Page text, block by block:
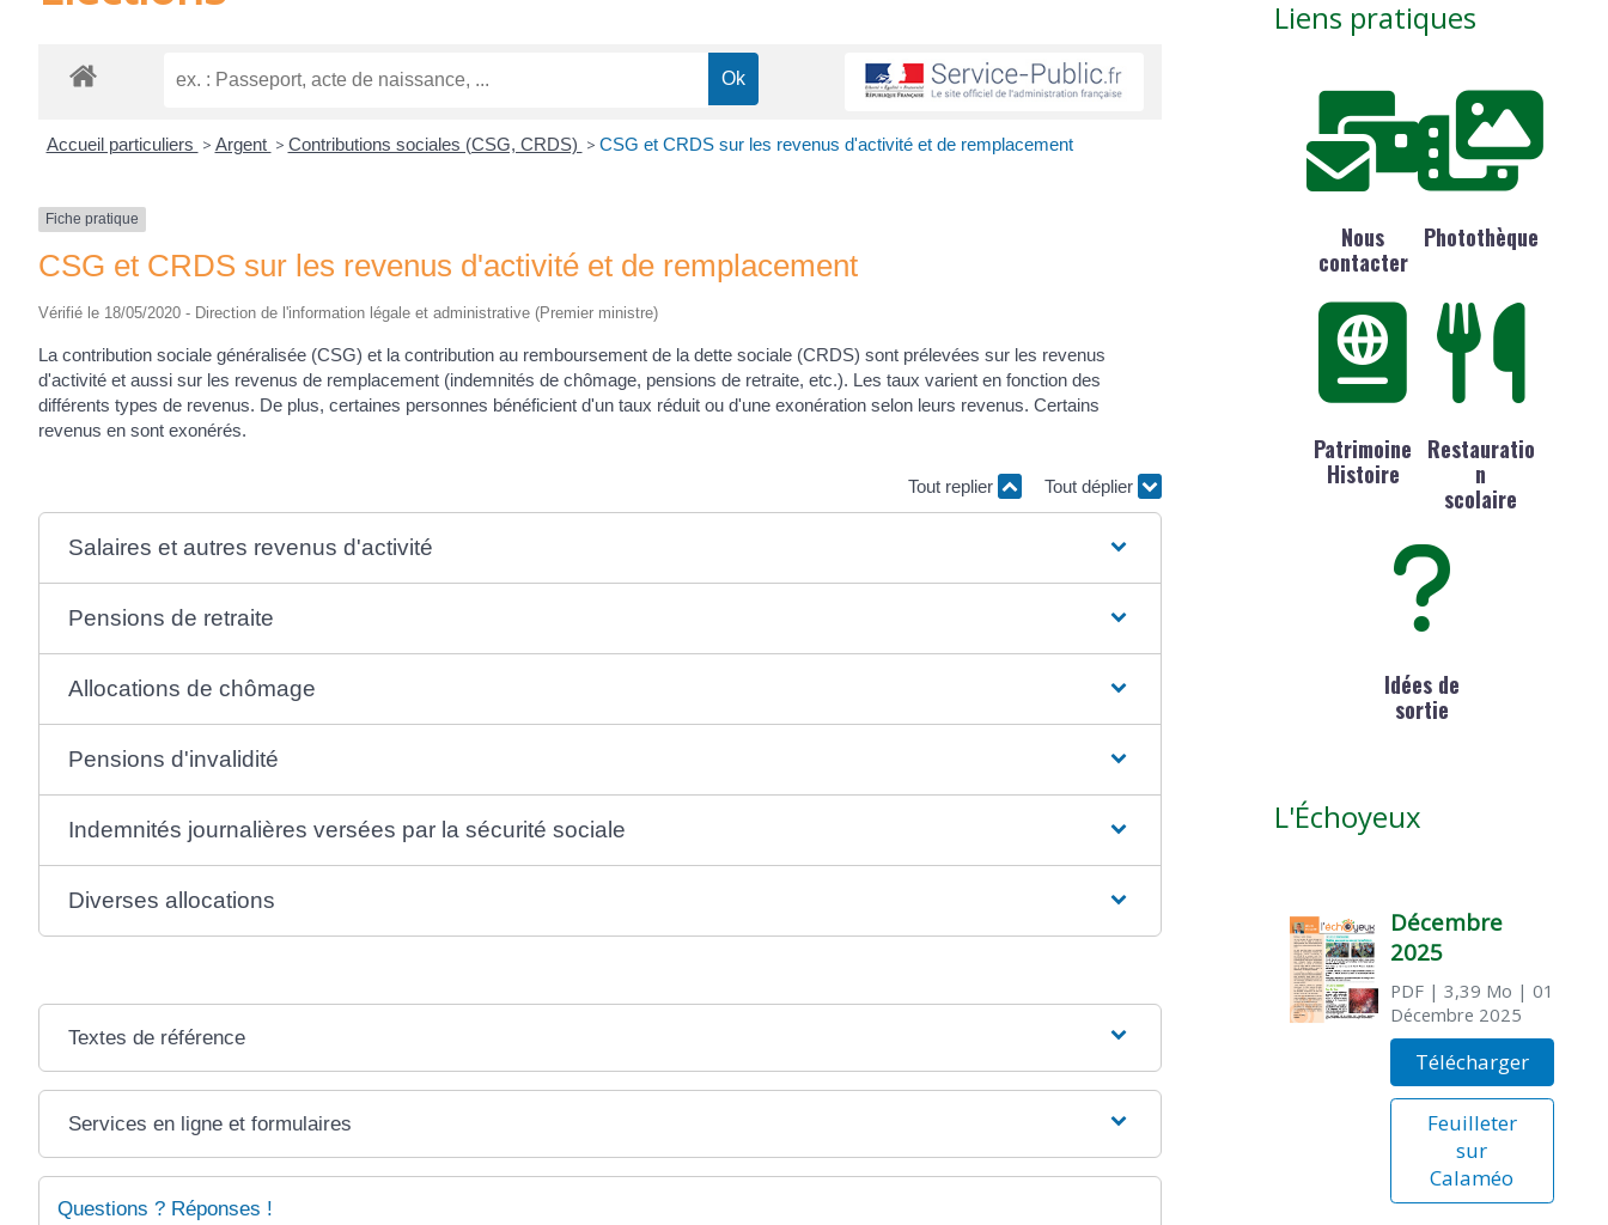
Accueil particuliers > Argent > Contributions sociales (CSG, CRDS) > CSG et CRDS sur les revenus d'activité et de remplacement
Fiche pratique
CSG et CRDS sur les revenus d'activité et de remplacement
Vérifié le 18/05/2020 - Direction de l'information légale et administrative (Premier ministre)
La contribution sociale généralisée (CSG) et la contribution au remboursement de la dette sociale (CRDS) sont prélevées sur les revenus
d'activité et aussi sur les revenus de remplacement (indemnités de chômage, pensions de retraite, etc.). Les taux varient en fonction des
différents types de revenus. De plus, certaines personnes bénéficient d'un taux réduit ou d'une exonération selon leurs revenus. Certains
revenus en sont exonérés.
Tout replier Tout déplier
Salaires et autres revenus d'activité
Pensions de retraite
Allocations de chômage
Pensions d'invalidité
Indemnités journalières versées par la sécurité sociale
Diverses allocations
Textes de référence
Services en ligne et formulaires
Questions ? Réponses !
Liens pratiques
Nous
contacter
Photothèque
Patrimoine
Histoire
Restauratio
n
scolaire
Idées de
sortie
L'Échoyeux
Décembre
2025
PDF| 3,39 Mo | 01
Décembre 2025
Télécharger
Feuilleter
sur
Calaméo